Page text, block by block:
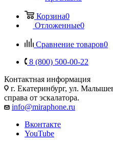
Корзина0
Отложенные0
Сравнение товаров0
8 (800) 500-00-22
Контактная информация
г. Екатеринбург, ул.
справа от эскалатора.
info@miraphone.ru
Вконтакте
YouTube